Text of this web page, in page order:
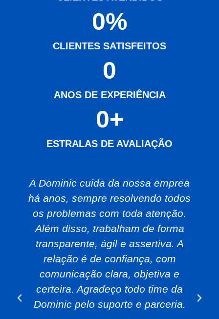
CLIENTES SATISFEITOS
0%
ANOS DE EXPERIÊNCIA
0
ESTRALAS DE AVALIAÇÃO
0+
A Dominic cuida da nossa emprea
há anos, sempre resolvendo todos
os problemas com toda atenção.
Além disso, trabalham de forma
transparente, ágil e assertiva. A
relação é de confiança, com
comunicação clara, objetiva e
certeira. Agradeço todo time da
Dominic pelo suporte e parceria.